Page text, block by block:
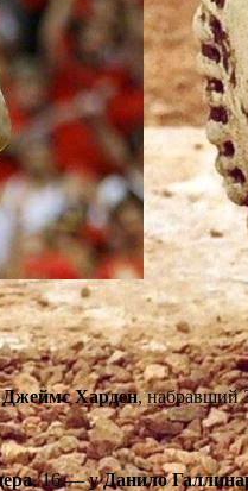
Джеймс Харден, набравший
, 16 — уДанило